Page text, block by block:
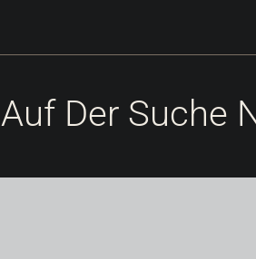
Auf Der Suche